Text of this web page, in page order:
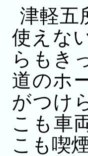
津軽五
使えな
らもき
道のホ
がつけ
こも車
こも喫